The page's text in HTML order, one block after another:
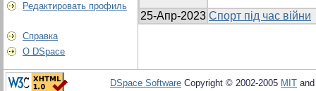
Редактировать профиль
Справка
О DSpace
25-Апр-2023 Спорт під час війни
DSpace Software Copyright © 2002-2005 MIT